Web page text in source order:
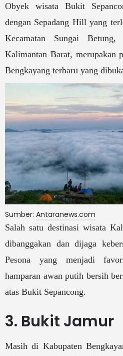
Obyek wisata Bukit
dengan Sepadang Hill yang
Kecamatan Sungai Betung,
Kalimantan Barat, merupakan
Bengkayang terbaru yang
Sumber: Antaranews.com
Salah satu destinasi wisata
dibanggakan dan dijaga
Pesona yang menjadi
hamparan awan putih bersih
atas Bukit Sepancong.
3. Bukit Jamur
Masih di Kabupaten